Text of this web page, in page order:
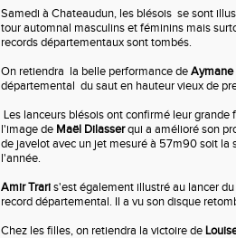
Samedi à Chateaudun, les blésois se sont
tour automnal masculins et féminins mais
records départementaux sont tombés.
On retiendra la belle performance deAymane
départemental du saut en hauteur vieux de
Les lanceurs blésois ont confirmé leur grande
l'image de Maël Dilasserqui a amélioré son
de javelot avec un jet mesuré à 57m90 soit la
l'année.
Amir Traris'est également illustré au lancer
record départemental. Il a vu son disque
Chez les filles, on retiendra la victoire de